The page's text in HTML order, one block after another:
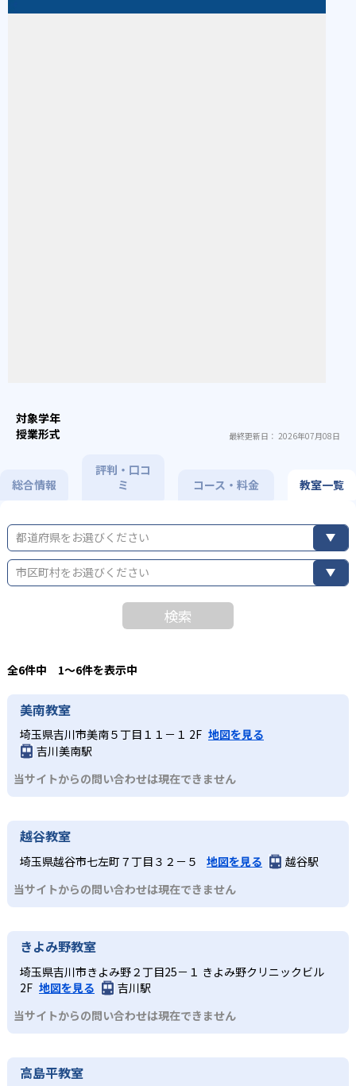
最終更新日： 2026年07月08日
総合情報
評判・口コ
ミ
コース・料金 教室一覧
都道府県をお選びください
市区町村をお選びください
検索
全6件中 1〜6件を表示中
美南教室
埼玉県吉川市美南５丁目１１－１ 2F 地図を見る
吉川美南駅
当サイトからの問い合わせは現在できません
越谷教室
埼玉県越谷市七左町７丁目３２－５ 地図を見る
越谷駅
当サイトからの問い合わせは現在できません
きよみ野教室
埼玉県吉川市きよみ野２丁目25－１ きよみ野クリニックビル
2F 地図を見る
吉川駅
当サイトからの問い合わせは現在できません
高島平教室